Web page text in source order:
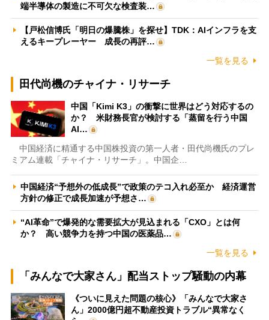
端半導体の製造に不可欠な検査装…
【戸松信博氏「明日の爆騰株」を探せ】TDK：AIインフラを支
えるキープレーヤー 成長の再評…
一覧を見る
田代尚機のチャイナ・リサーチ
中国「Kimi K3」の衝撃に世界はどう対応するの
か？ 米財務長官が検討する「蒸留を行う中国
AI…
中国経済に精通する中国株投資の第一人者・田代尚機氏のプレ
ミアム連載「チャイナ・リサーチ」。中国企…
中国経済“予想外の低成長”で政策のテコ入れ必至か 経済運営
方針の修正で成長加速が予想さ…
“AI革命”で爆発的な需要拡大が見込まれる「CXO」とは何
か？ 高い競争力を持つ中国の医薬品…
一覧を見る
「みんなで大家さん」配当ストップ騒動の内幕
《ついに見えた問題の核心》「みんなで大家さ
ん」2000億円超不動産投資トラブル“異常なく